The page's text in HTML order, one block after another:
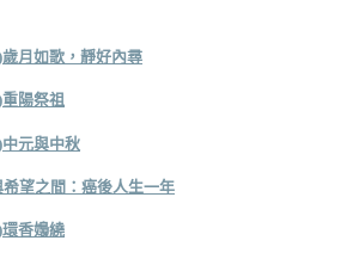
月如歌，靜好內尋
陽祭祖
元與中秋
望之間：癌後人生一年
香嬝繞